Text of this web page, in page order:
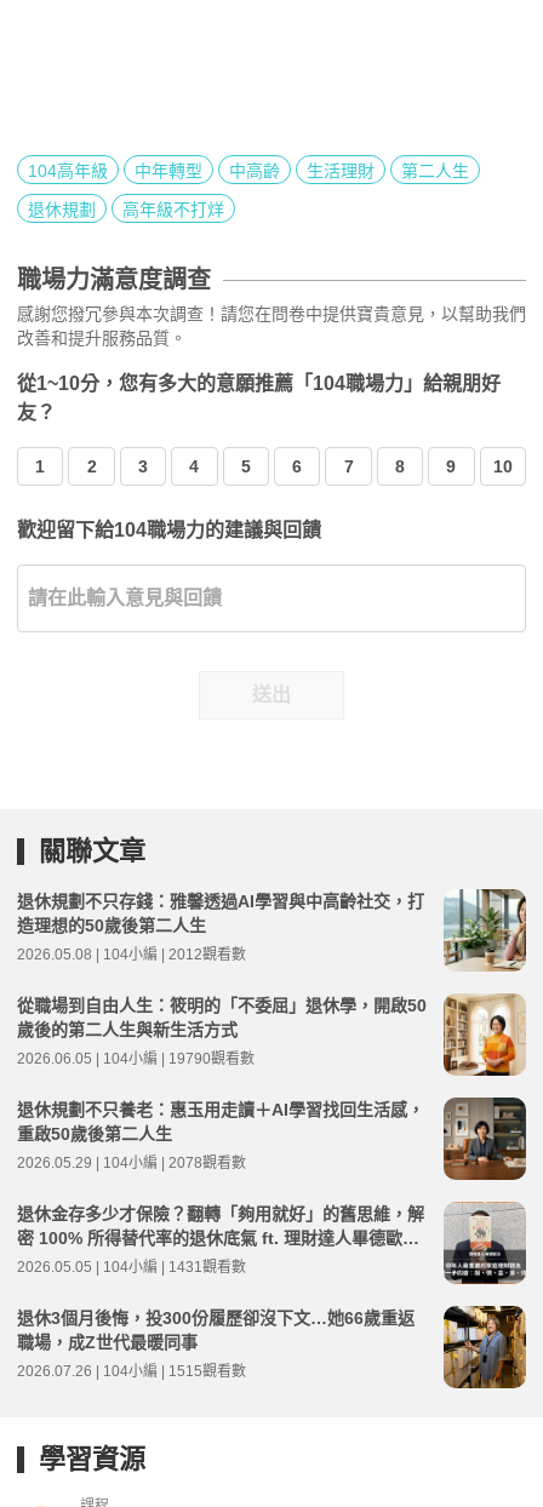
104高年級 中年轉型 中高齡 生活理財
第二人生
退休規劃
高年級不打烊
職場力滿意度調查
感謝您撥冗參與本次調查！請您在問卷中提供寶貴意見，以幫助我們
改善和提升服務品質。
從1~10分，您有多大的意願推薦「104職場力」給親朋好
友？
1 2 3 4 5 6 7 8 9 10
歡迎留下給104職場力的建議與回饋
送出
關聯文章
退休規劃不只存錢：雅馨透過AI學習與中高齡社交，打
造理想的50歲後第二人生
2026.05.08 | 104小編 | 2012觀看數
從職場到自由人生：筱明的「不委屈」退休學，開啟50
歲後的第二人生與新生活方式
2026.06.05 | 104小編 | 19790觀看數
退休規劃不只養老：惠玉用走讀＋AI學習找回生活感，
重啟50歲後第二人生
2026.05.29 | 104小編 | 2078觀看數
退休金存多少才保險？翻轉「夠用就好」的舊思維，解
密 100% 所得替代率的退休底氣 ft. 理財達人畢德歐夫 |
高年級不打烊 x 用 AI 點亮第二人生 EP271
2026.05.05 | 104小編 | 1431觀看數
退休3個月後悔，投300份履歷卻沒下文…她66歲重返
職場，成Z世代最暖同事
2026.07.26 | 104小編 | 1515觀看數
學習資源